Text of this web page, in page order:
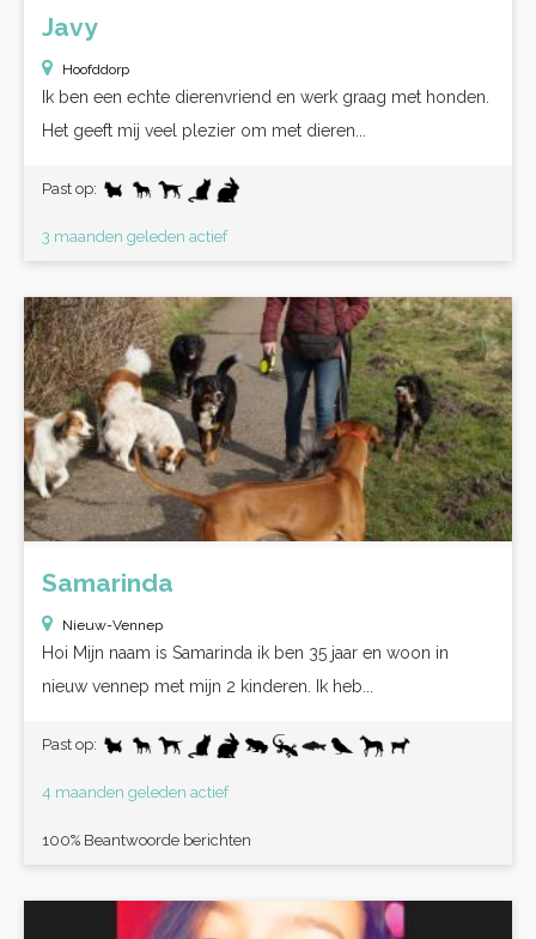
Javy
Hoofddorp
Ik ben een echte dierenvriend en werk graag met honden.
Het geeft mij veel plezier om met dieren...
Past op:
3 maanden geleden actief
Samarinda
Nieuw-Vennep
Hoi Mijn naam is Samarinda ik ben 35 jaar en woon in
nieuw vennep met mijn 2 kinderen. Ik heb...
Past op:
4 maanden geleden actief
100% Beantwoorde berichten